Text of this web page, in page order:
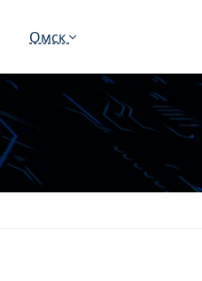
Омск